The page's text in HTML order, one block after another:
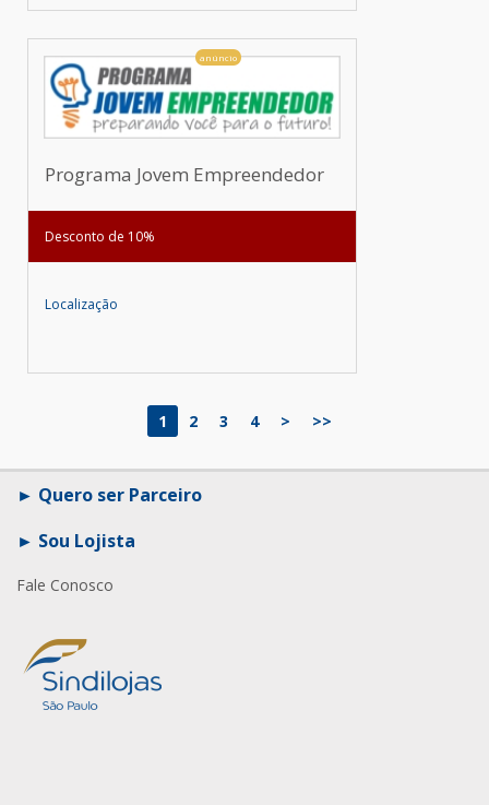
anúncio
Programa Jovem Empreendedor
Desconto de 10%
Localização
1 2 3 4 > >>
Quero ser Parceiro
Sou Lojista
Fale Conosco